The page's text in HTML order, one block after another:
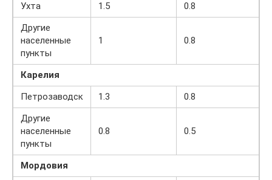
Ухта
1.5
0.8
Другие
населенные
пункты
1 0.8
Карелия
Петрозаводск
1.3
0.8
Другие
населенные
пункты
0.8 0.5
Мордовия